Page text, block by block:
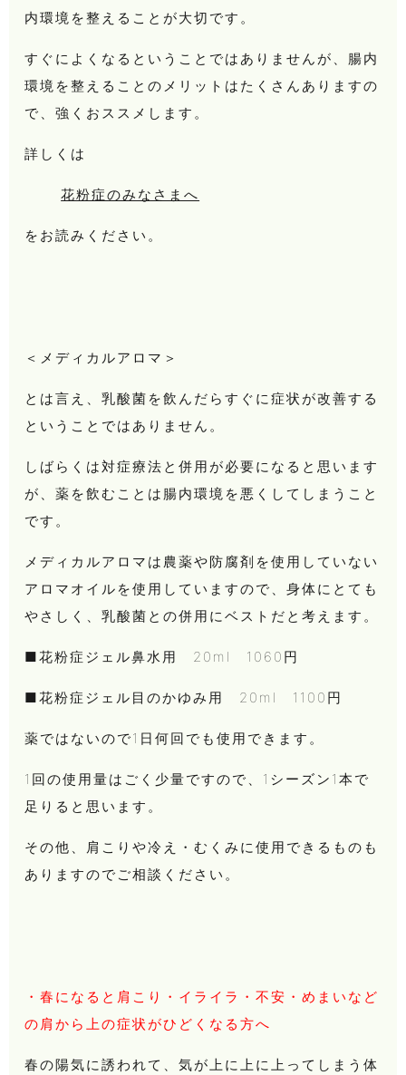
内環境を整えることが大切です。
すぐによくなるということではありませんが、腸内
環境を整えることのメリットはたくさんありますの
で、強くおススメします。
詳しくは
花粉症のみなさまへ
をお読みください。
＜メディカルアロマ＞
とは言え、乳酸菌を飲んだらすぐに症状が改善する
ということではありません。
しばらくは対症療法と併用が必要になると思います
が、薬を飲むことは腸内環境を悪くしてしまうこと
です。
メディカルアロマは農薬や防腐剤を使用していない
アロマオイルを使用していますので、身体にとても
やさしく、乳酸菌との併用にベストだと考えます。
■花粉症ジェル鼻水用 20ml 1060円
■花粉症ジェル目のかゆみ用 20ml 1100円
薬ではないので1日何回でも使用できます。
1回の使用量はごく少量ですので、1シーズン1本で
足りると思います。
その他、肩こりや冷え・むくみに使用できるものも
ありますのでご相談ください。
・春になると肩こり・イライラ・不安・めまいなど
の肩から上の症状がひどくなる方へ
春の陽気に誘われて、気が上に上に上ってしまう体